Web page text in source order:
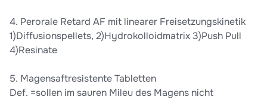
4. Perorale Retard AF mit linearer Freisetzungskinetik
1)Diffusionspellets, 2)Hydrokolloidmatrix 3)Push Pull
4)Resinate
5. Magensaftresistente Tabletten
Def. =sollen im sauren Mileu des Magens nicht